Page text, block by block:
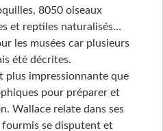
8050 oiseaux
et reptiles naturalisés…
les musées car plusieurs
été décrites.
plus impressionnante que
pour préparer et
Wallace relate dans ses
fourmis se disputent et